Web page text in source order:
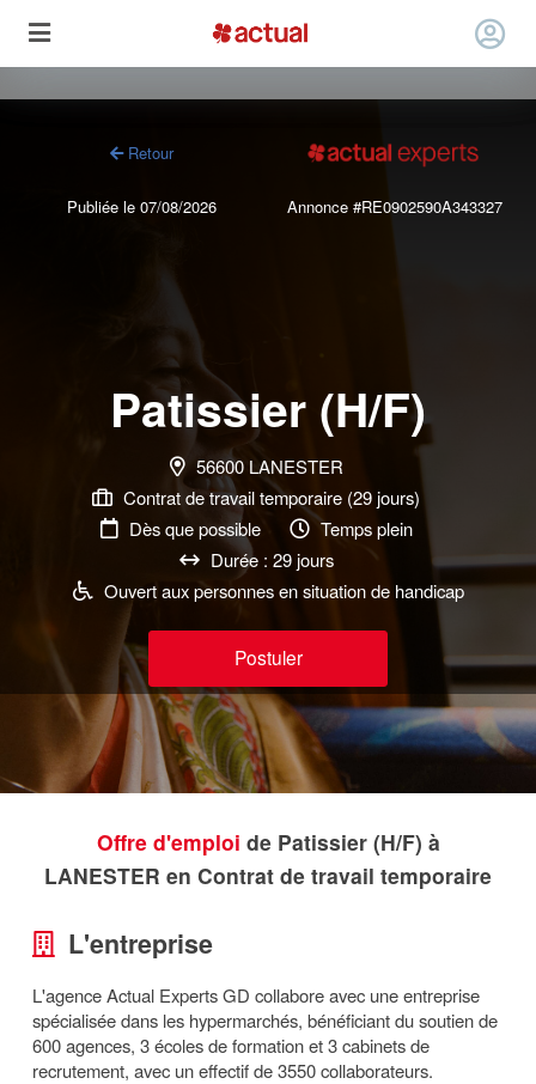
Retour
Publiée le 07/08/2026 Annonce #RE0902590A343327
Patissier (H/F)
56600 LANESTER
Contrat de travail temporaire (29 jours)
Dès que possible
Temps plein
Durée : 29 jours
Ouvert aux personnes en situation de handicap
Postuler
Offre d'emploi de Patissier (H/F) à
LANESTER en Contrat de travail temporaire
L'entreprise
L'agence Actual Experts GD collabore avec une entreprise
spécialisée dans les hypermarchés, bénéficiant du soutien de
600 agences, 3 écoles de formation et 3 cabinets de
recrutement, avec un effectif de 3550 collaborateurs.